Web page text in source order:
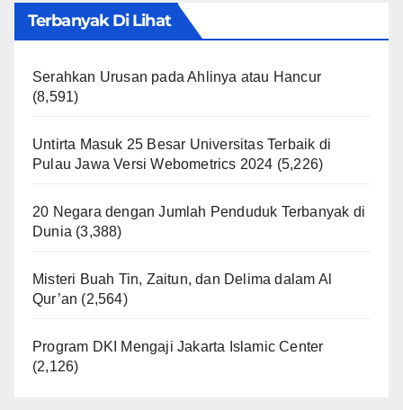
Terbanyak Di Lihat
Serahkan Urusan pada Ahlinya atau Hancur
(8,591)
Untirta Masuk 25 Besar Universitas Terbaik di
Pulau Jawa Versi Webometrics 2024 (5,226)
20 Negara dengan Jumlah Penduduk Terbanyak di
Dunia (3,388)
Misteri Buah Tin, Zaitun, dan Delima dalam Al
Qur’an (2,564)
Program DKI Mengaji Jakarta Islamic Center
(2,126)